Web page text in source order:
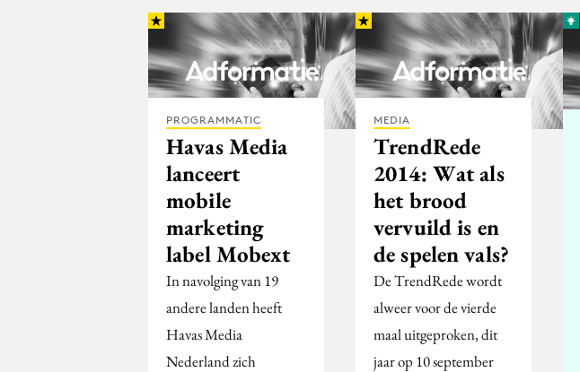
PROGRAMMATIC
Havas Media
lanceert
mobile
marketing
label Mobext
In navolging van 19
andere landen heeft
Havas Media
Nederland zich
MEDIA
TrendRede
2014: Wat als
het brood
vervuild is en
de spelen vals?
De TrendRede wordt
alweer voor de vierde
maal uitgeproken, dit
jaar op 10 september